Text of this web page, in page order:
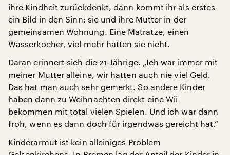
ihre Kindheit zurückdenkt, dann kommt ihr als erstes
ein Bild in den Sinn: sie und ihre Mutter in der
gemeinsamen Wohnung. Eine Matratze, einen
Wasserkocher, viel mehr hatten sie nicht.
Daran erinnert sich die 21-Jährige. „Ich war immer mit
meiner Mutter alleine, wir hatten auch nie viel Geld.
Das hat man auch sehr gemerkt. So andere Kinder
haben dann zu Weihnachten direkt eine Wii
bekommen mit total vielen Spielen. Und ich war dann
froh, wenn es dann doch für irgendwas gereicht hat.“
Kinderarmut ist kein alleiniges Problem